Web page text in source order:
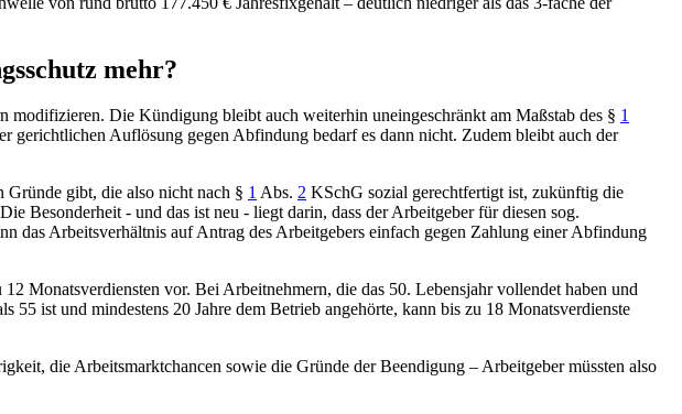
mehr?
Die Kündigung bleibt auch weiterhin uneingeschränkt am Maßstab des § 1
gerichtlichen Auflösung gegen Abfindung bedarf es dann nicht. Zudem bleibt auch der
Gründe gibt, die also nicht nach § 1 Abs. 2 KSchG sozial gerechtfertigt ist, zukünftig die
Besonderheit - und das ist neu - liegt darin, dass der Arbeitgeber für diesen sog.
das Arbeitsverhältnis auf Antrag des Arbeitgebers einfach gegen Zahlung einer Abfindung
Monatsverdiensten vor. Bei Arbeitnehmern, die das 50. Lebensjahr vollendet haben und
ist und mindestens 20 Jahre dem Betrieb angehörte, kann bis zu 18 Monatsverdienste
die Arbeitsmarktchancen sowie die Gründe der Beendigung – Arbeitgeber müssten also